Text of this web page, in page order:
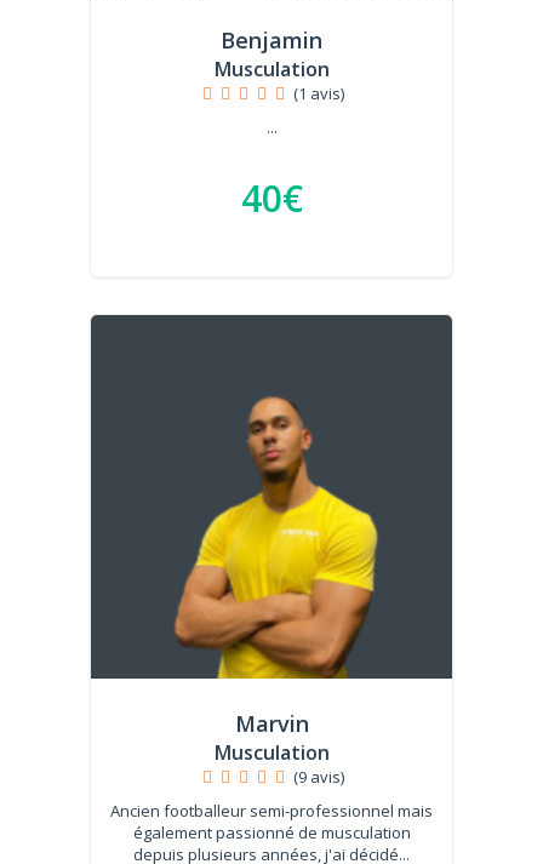
Benjamin
Musculation
(1 avis)
...
40€
Marvin
Musculation
(9 avis)
Ancien footballeur semi-professionnel mais
également passionné de musculation
depuis plusieurs années, j'ai décidé...